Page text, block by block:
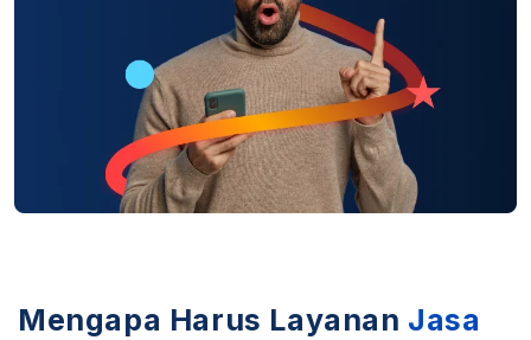
Mengapa Harus Layanan Jasa